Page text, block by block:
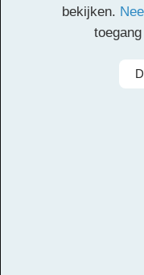
bekijken.
Otto de